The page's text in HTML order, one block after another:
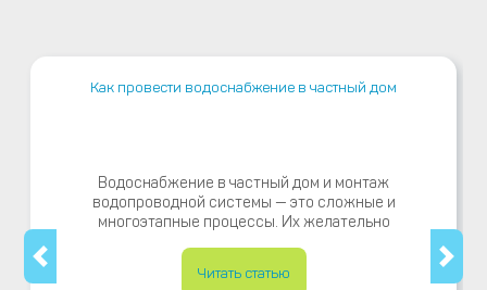
Как провести водоснабжение в частный дом
Водоснабжение в частный дом и монтаж
водопроводной системы — это сложные и
многоэтапные процессы. Их желательно
Читать статью